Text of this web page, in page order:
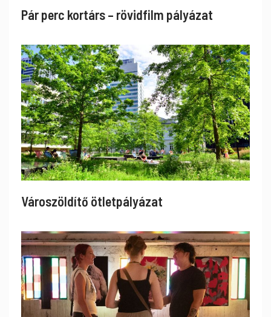
Pár perc kortárs – rövidfilm pályázat
Városzöldítő ötletpályázat